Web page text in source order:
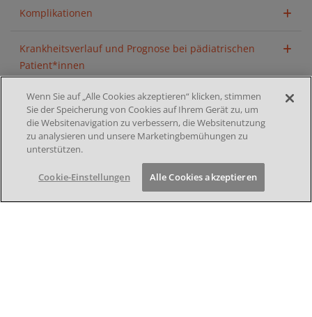
Komplikationen
Krankheitsverlauf und Prognose bei pädiatrischen
Patient*innen
Referenzen
Wenn Sie auf „Alle Cookies akzeptieren“ klicken, stimmen
Sie der Speicherung von Cookies auf Ihrem Gerät zu, um
die Websitenavigation zu verbessern, die Websitenutzung
zu analysieren und unsere Marketingbemühungen zu
unterstützen.
Cookie-Einstellungen Alle Cookies akzeptieren